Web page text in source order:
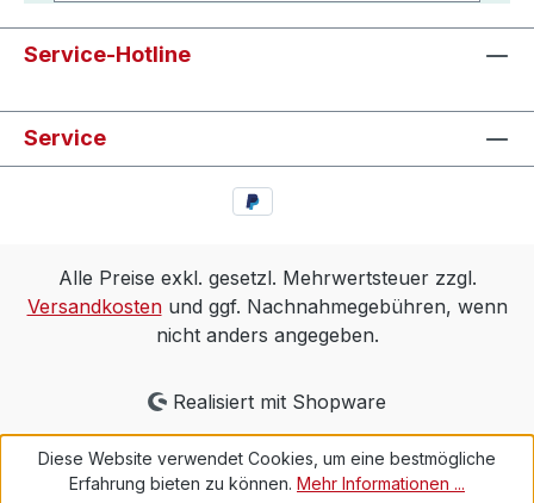
Service-Hotline
Service
Alle Preise exkl. gesetzl. Mehrwertsteuer zzgl.
Versandkostenund ggf. Nachnahmegebühren, wenn
nicht anders angegeben.
Realisiert mit Shopware
Diese Website verwendet Cookies, um eine bestmögliche
Erfahrung bieten zu können. Mehr Informationen ...